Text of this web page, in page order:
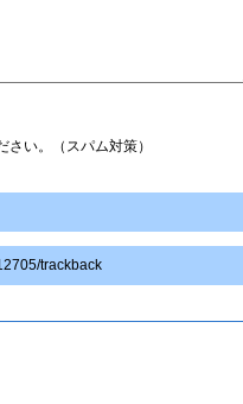
い。（スパム対策）
trackback